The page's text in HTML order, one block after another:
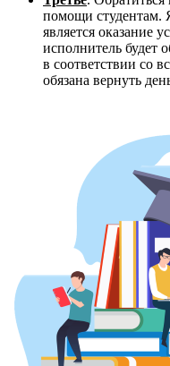
помощи студентам.
является оказание
исполнитель будет
в соответствии со
обязана вернуть